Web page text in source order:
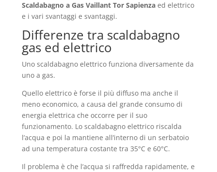
Scaldabagno a Gas Vaillant Tor Sapienzaed elettrico
e i vari svantaggi e svantaggi.
Differenze tra scaldabagno
gas ed elettrico
Uno scaldabagno elettrico funziona diversamente da
uno a gas.
Quello elettrico è forse il più diffuso ma anche il
meno economico, a causa del grande consumo di
energia elettrica che occorre per il suo
funzionamento. Lo scaldabagno elettrico riscalda
l’acqua e poi la mantiene all’interno di un serbatoio
ad una temperatura costante tra 35°C e 60°C.
Il problema è che l’acqua si raffredda rapidamente, e